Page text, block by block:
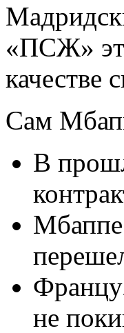
«ПСЖ»
качестве
Сам
В
Мбаппе
не